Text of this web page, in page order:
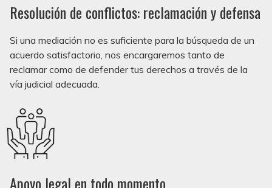
Resolución de conflictos: reclamación y defensa
Si una mediación no es suficiente para la búsqueda de un
acuerdo satisfactorio, nos encargaremos tanto de
reclamar como de defender tus derechos a través de la
vía judicial adecuada.
Apoyo legal en todo momento